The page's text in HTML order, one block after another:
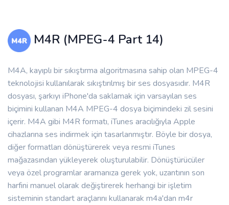
M4R (MPEG-4 Part 14)
M4A, kayıplı bir sıkıştırma algoritmasına sahip olan MPEG-4
teknolojisi kullanılarak sıkıştırılmış bir ses dosyasıdır. M4R
dosyası, şarkıyı iPhone'da saklamak için varsayılan ses
biçimini kullanan M4A MPEG-4 dosya biçimindeki zil sesini
içerir. M4A gibi M4R formatı, iTunes aracılığıyla Apple
cihazlarına ses indirmek için tasarlanmıştır. Böyle bir dosya,
diğer formatları dönüştürerek veya resmi iTunes
mağazasından yükleyerek oluşturulabilir. Dönüştürücüler
veya özel programlar aramanıza gerek yok, uzantının son
harfini manuel olarak değiştirerek herhangi bir işletim
sisteminin standart araçlarını kullanarak m4a'dan m4r